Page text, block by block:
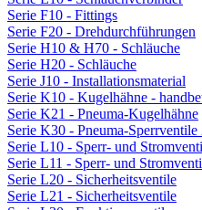
Serie F10 - Fittings
Serie F20 - Drehdurchführungen
Serie H10 & H70 - Schläuche
Serie H20 - Schläuche
Serie J10 - Installationsmaterial
Serie K10 - Kugelhähne -
Serie K21 - Pneuma-Kugelhähne
Serie K30 - Pneuma-Sperrventile
Serie L10 - Sperr- und
Serie L11 - Sperr- und
Serie L20 - Sicherheitsventile
Serie L21 - Sicherheitsventile